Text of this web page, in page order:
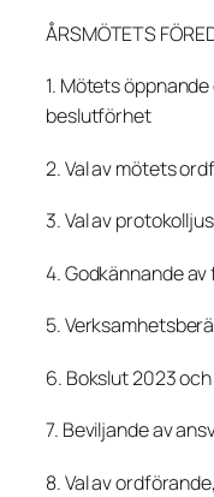
ÅRSMÖTETS
1. Mötets
beslutförhet
2. Val av mötets
3. Val av
4. Godkännande
5.
6. Bokslut 2023
7. Beviljande av
8. Val av